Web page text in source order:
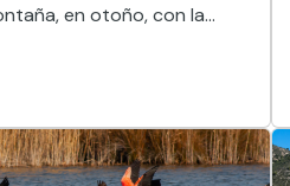
en otoño, con la